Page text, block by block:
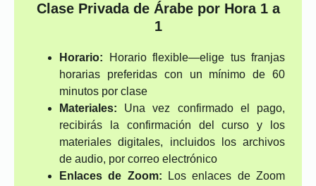
Clase Privada de Árabe por Hora 1 a
1
Horario: Horario flexible—elige tus franjas
horarias preferidas con un mínimo de 60
minutos por clase
Materiales: Una vez confirmado el pago,
recibirás la confirmación del curso y los
materiales digitales, incluidos los archivos
de audio, por correo electrónico
Enlaces de Zoom: Los enlaces de Zoom